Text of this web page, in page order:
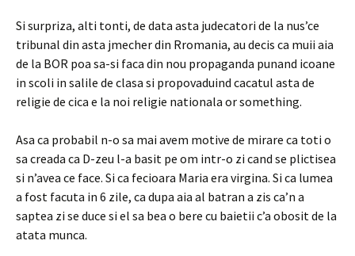
Si surpriza, alti tonti, de data asta judecatori de la nus’ce
tribunal din asta jmecher din Rromania, au decis ca muii aia
de la BOR poa sa-si faca din nou propaganda punand icoane
in scoli in salile de clasa si propovaduind cacatul asta de
religie de cica e la noi religie nationala or something.
Asa ca probabil n-o sa mai avem motive de mirare ca toti o
sa creada ca D-zeu l-a basit pe om intr-o zi cand se plictisea
si n’avea ce face. Si ca fecioara Maria era virgina. Si ca lumea
a fost facuta in 6 zile, ca dupa aia al batran a zis ca’n a
saptea zi se duce si el sa bea o bere cu baietii c’a obosit de la
atata munca.